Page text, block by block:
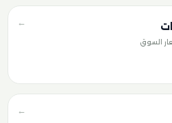
السوق
←
←